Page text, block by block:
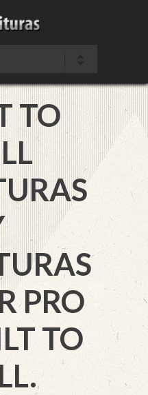
TO
PRO
TO